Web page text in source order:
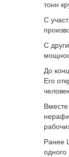
тонн
С
С
До
Его
Ранее
одного